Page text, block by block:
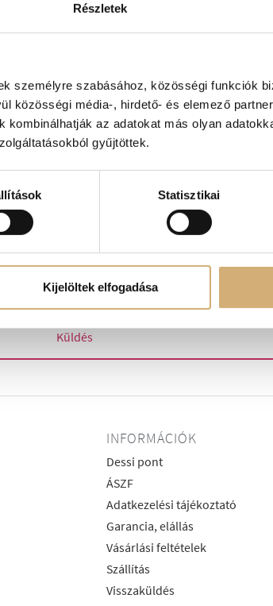
Részletek
személyre szabásához, közösségi funkciók
közösségi média-, hirdető- és elemező
kombinálhatják az adatokat más olyan
gyűjtöttek.
Statisztikai
Kijelöltek elfogadása
jellegének, tulajdonságainak
Küldés
INFORMÁCIÓK
Dessi pont
ÁSZF
Adatkezelési tájékoztató
Garancia, elállás
Vásárlási feltételek
Szállítás
Visszaküldés